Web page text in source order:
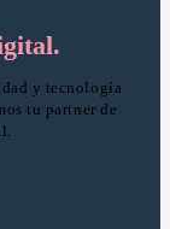
y tecnología
tu partner de